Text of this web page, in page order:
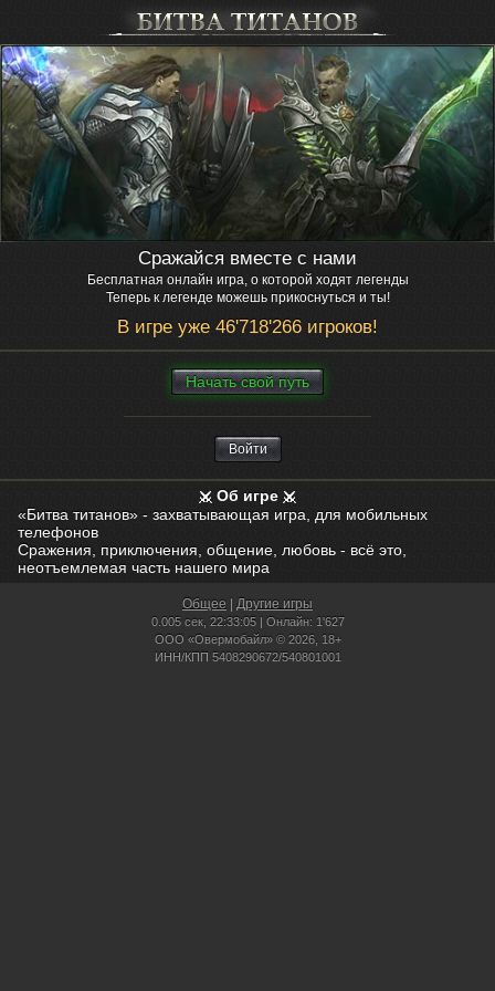
Сражайся вместе с нами
Бесплатная онлайн игра, о которой ходят легенды
Теперь к легенде можешь прикоснуться и ты!
В игре уже 46'718'266 игроков!
Нaчaть свой путь
Войти
Об игре
«Битва титанов» - захватывающая игра, для мобильных
телефонов
Сражения, приключения, общение, любовь - всё это,
неотъемлемая часть нашего мира
Общее Другие игры
0.005 сек, 22:33:05 | Онлайн: 1'627
ООО «Овермобайл» © 2026, 18+
ИНН/КПП 5408290672/540801001